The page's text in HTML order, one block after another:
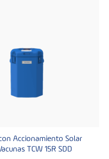
Accionamiento Solar
TCW 15R SDD